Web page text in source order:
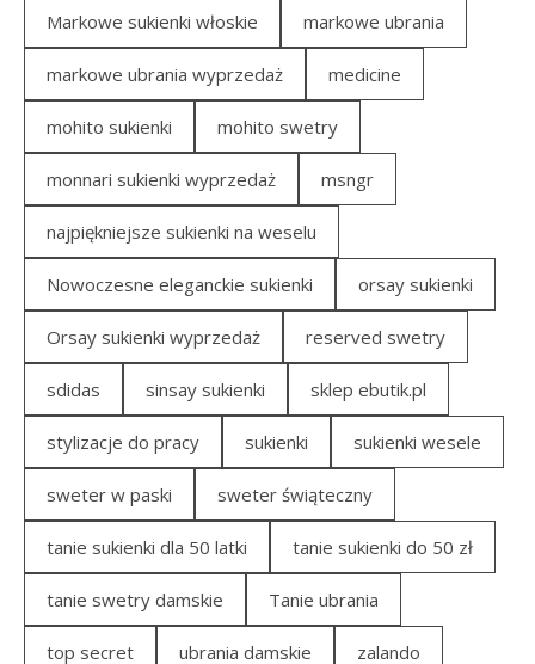
Markowe sukienki włoskie markowe ubrania
markowe ubrania wyprzedaż medicine
mohito sukienki mohito swetry
monnari sukienki wyprzedaż msngr
najpiękniejsze sukienki na weselu
Nowoczesne eleganckie sukienki orsay sukienki
Orsay sukienki wyprzedaż reserved swetry
sdidas sinsay sukienki sklep ebutik.pl
stylizacje do pracy sukienki sukienki wesele
sweter w paski sweter świąteczny
tanie sukienki dla 50 latki tanie sukienki do 50 zł
tanie swetry damskie Tanie ubrania
top secret ubrania damskie zalando